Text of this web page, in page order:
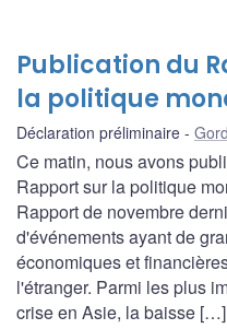
Publication du
la politique
Déclaration préliminaire
Ce matin, nous avons
Rapport sur la politique
Rapport de novembre
d'événements ayant de
économiques et
l'étranger. Parmi les plus
crise en Asie, la baisse […]